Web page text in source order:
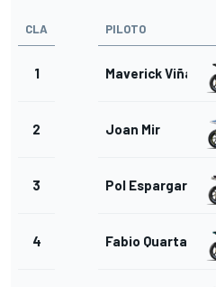
CLA PILOTO
1 Maverick Viñales
2 Joan Mir
3 Pol Espargaro
4 Fabio Quartararo